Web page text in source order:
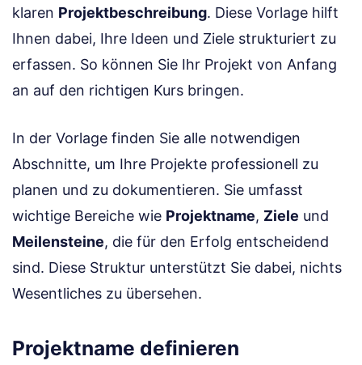
klaren Projektbeschreibung. Diese Vorlage hilft
Ihnen dabei, Ihre Ideen und Ziele strukturiert zu
erfassen. So können Sie Ihr Projekt von Anfang
an auf den richtigen Kurs bringen.
In der Vorlage finden Sie alle notwendigen
Abschnitte, um Ihre Projekte professionell zu
planen und zu dokumentieren. Sie umfasst
wichtige Bereiche wie Projektname, Ziele und
Meilensteine, die für den Erfolg entscheidend
sind. Diese Struktur unterstützt Sie dabei, nichts
Wesentliches zu übersehen.
Projektname definieren